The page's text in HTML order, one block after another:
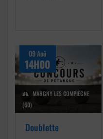
09 Aoû
14H00
MARGNY LES COMPIÈGNE
(60)
Doublette